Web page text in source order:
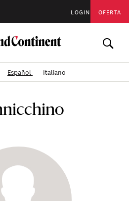
LOGIN OFERTA
Español Italiano